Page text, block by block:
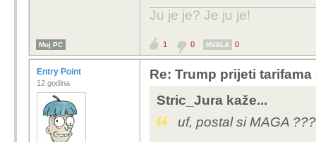
Ju je je? Je ju je!
Moj PC 1 0 HVALA 0
Entry Point
12 godina
Re: Trump prijeti
Stric_Jura kaže...
uf, postal si MAGA